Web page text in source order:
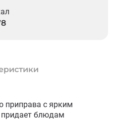
приправа с ярким
блюдам